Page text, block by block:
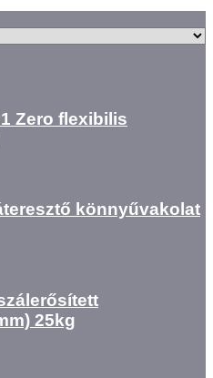
Zero flexibilis
könnyűvakolat
25kg